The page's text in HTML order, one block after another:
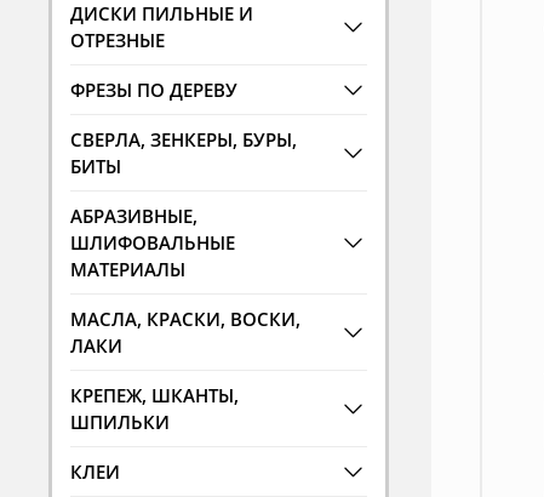
ДИСКИ ПИЛЬНЫЕ И
ОТРЕЗНЫЕ
ФРЕЗЫ ПО ДЕРЕВУ
СВЕРЛА, ЗЕНКЕРЫ, БУРЫ,
БИТЫ
АБРАЗИВНЫЕ,
ШЛИФОВАЛЬНЫЕ
МАТЕРИАЛЫ
МАСЛА, КРАСКИ, ВОСКИ,
ЛАКИ
КРЕПЕЖ, ШКАНТЫ,
ШПИЛЬКИ
КЛЕИ